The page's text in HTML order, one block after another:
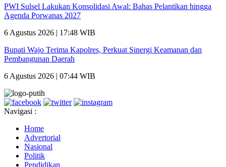
PWI Sulsel Lakukan Konsolidasi Awal: Bahas Pelantikan hingga
Agenda Porwanas 2027
6 Agustus 2026 | 17:48 WIB
Bupati Wajo Terima Kapolres, Perkuat Sinergi Keamanan dan
Pembangunan Daerah
6 Agustus 2026 | 07:44 WIB
Navigasi :
Home
Advertorial
Nasional
Politik
Pendidikan